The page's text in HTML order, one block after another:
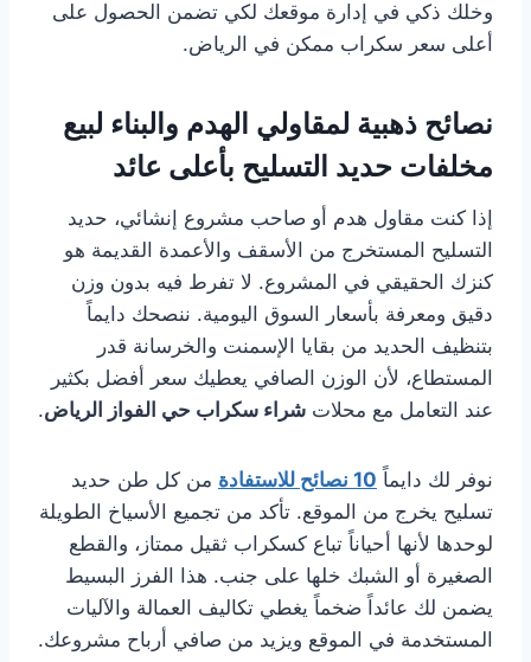
وخلك ذكي في إدارة موقعك لكي تضمن الحصول على
أعلى سعر سكراب ممكن في الرياض.
نصائح ذهبية لمقاولي الهدم والبناء لبيع
مخلفات حديد التسليح بأعلى عائد
إذا كنت مقاول هدم أو صاحب مشروع إنشائي، حديد
التسليح المستخرج من الأسقف والأعمدة القديمة هو
كنزك الحقيقي في المشروع. لا تفرط فيه بدون وزن
دقيق ومعرفة بأسعار السوق اليومية. ننصحك دايماً
بتنظيف الحديد من بقايا الإسمنت والخرسانة قدر
المستطاع، لأن الوزن الصافي يعطيك سعر أفضل بكثير
عند التعامل مع محلات شراء سكراب حي الفواز الرياض.
نوفر لك دايماً 10 نصائح للاستفادة
من كل طن حديد
تسليح يخرج من الموقع. تأكد من تجميع الأسياخ الطويلة
لوحدها لأنها أحياناً تباع كسكراب ثقيل ممتاز، والقطع
الصغيرة أو الشبك خلها على جنب. هذا الفرز البسيط
يضمن لك عائداً ضخماً يغطي تكاليف العمالة والآليات
المستخدمة في الموقع ويزيد من صافي أرباح مشروعك.